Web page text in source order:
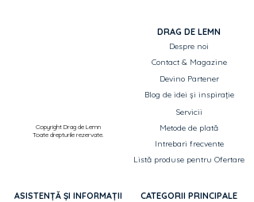
Copyright Drag de Lemn
Toate drepturile rezervate.
DRAG DE LEMN
Despre noi
Contact & Magazine
Devino Partener
Blog de idei și inspirație
Servicii
Metode de plată
Intrebari frecvente
Listă produse pentru Ofertare
ASISTENȚĂ ȘI INFORMAȚII CATEGORII PRINCIPALE